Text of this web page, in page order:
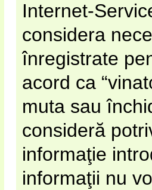
Internet-
considera
înregistrate
acord ca
muta sau
consideră
informaţie
informaţii nu